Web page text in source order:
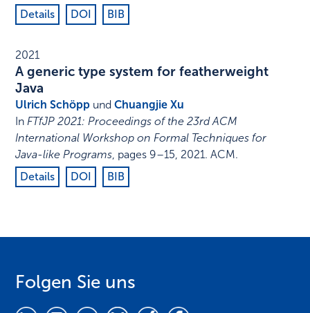
Details
DOI BIB
2021
A generic type system for featherweight
Java
Ulrich Schöpp undChuangjie Xu
In FTfJP 2021: Proceedings of the 23rd ACM
International Workshop on Formal Techniques for
Java-like Programs pages 9–15 2021.ACM.
Details
DOI BIB
Folgen Sie uns